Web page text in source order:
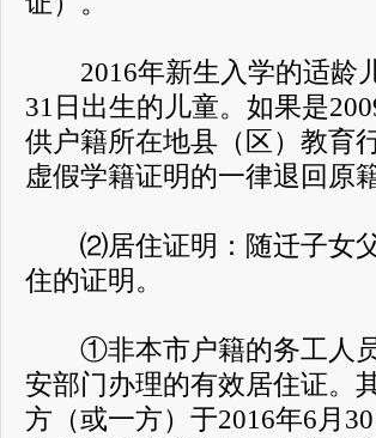
2016年新生入学的适龄
31日出生的儿童。如果是
供户籍所在地县（区）教育
虚假学籍证明的一律退回原
⑵居住证明：随迁子女父
住的证明。
①非本市户籍的务工人员
安部门办理的有效居住证。
方（或一方）于2016年6月